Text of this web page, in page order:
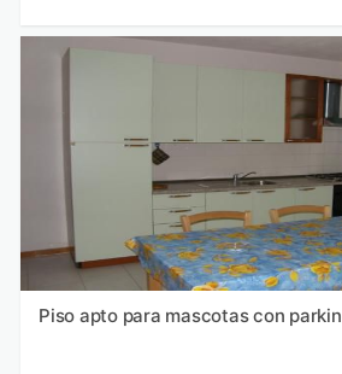
Piso apto para mascotas con